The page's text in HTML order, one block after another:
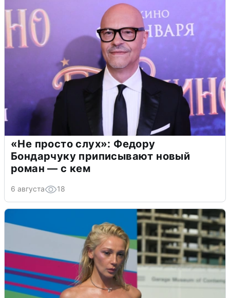
«Не просто слух»: Федору
Бондарчуку приписывают новый
роман — с кем
6 августа 18